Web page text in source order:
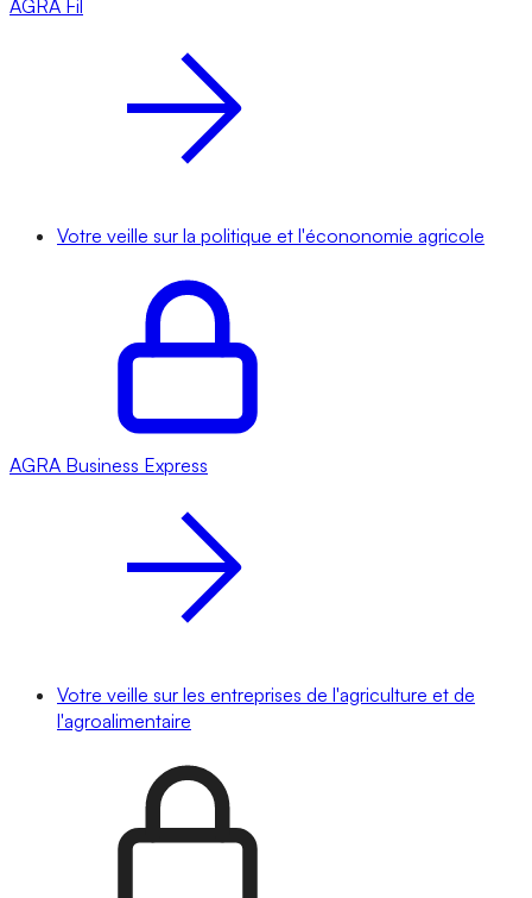
AGRA Fil
Votre veille sur la politique et l'écononomie agricole
AGRA Business Express
Votre veille sur les entreprises de l'agriculture et de
l'agroalimentaire